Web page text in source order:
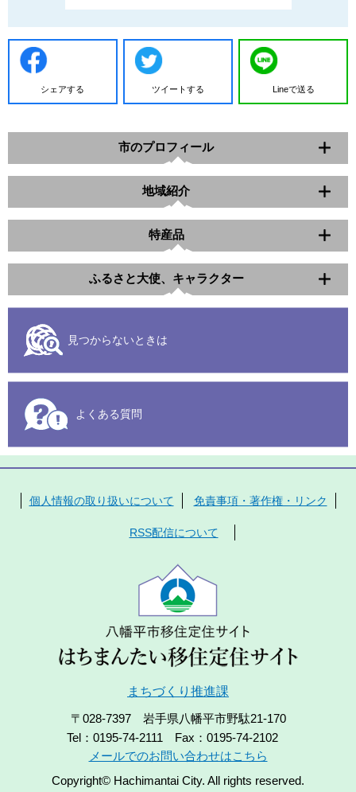
シェアする ツイートする Lineで送る
市のプロフィール
地域紹介
特産品
ふるさと大使、キャラクター
見つからないときは
よくある質問
個人情報の取り扱いについて 免責事項・著作権・リンク
RSS配信について
まちづくり推進課
〒028-7397 岩手県八幡平市野駄21-170
Tel：0195-74-2111 Fax：0195-74-2102
メールでのお問い合わせはこちら
Copyright© Hachimantai City. All rights reserved.